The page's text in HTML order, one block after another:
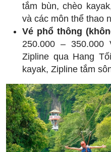
tắm bùn, chèo
và các môn thể thao
Vé phổ thông
250.000 –
Zipline qua Hang
kayak, Zipline tắm